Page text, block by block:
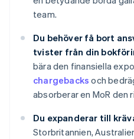
team.
Du behöver få bort
tvister från din
bära den finansiella
chargebacks och
absorberar en MoR den
Du expanderar till
Storbritannien,